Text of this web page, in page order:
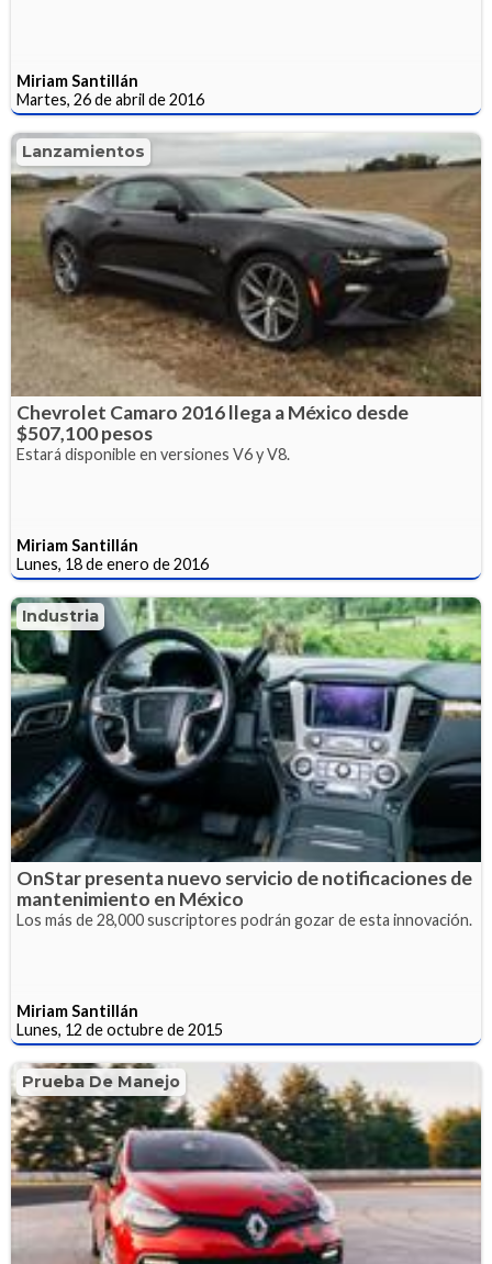
Miriam Santillán
Martes, 26 de abril de 2016
Lanzamientos
Chevrolet Camaro 2016 llega a México desde
$507,100 pesos
Estará disponible en versiones V6 y V8.
Miriam Santillán
Lunes, 18 de enero de 2016
Industria
OnStar presenta nuevo servicio de notificaciones de
mantenimiento en México
Los más de 28,000 suscriptores podrán gozar de esta innovación.
Miriam Santillán
Lunes, 12 de octubre de 2015
Prueba De Manejo